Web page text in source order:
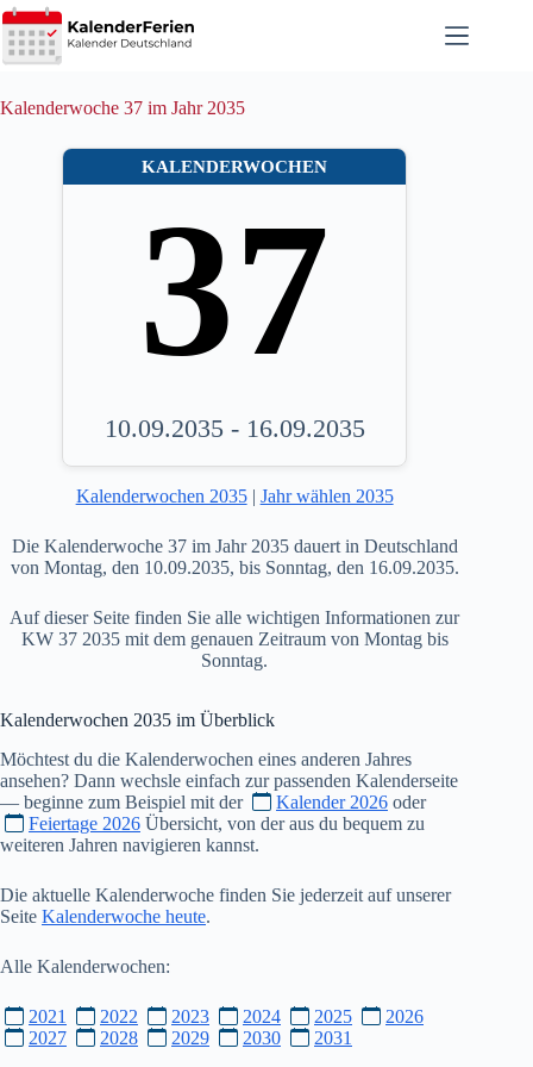
Zum
Inhalt
springen
Kalenderwoche 37 im Jahr 2035
KALENDERWOCHEN
37
10.09.2035 - 16.09.2035
Kalenderwochen 2035| Jahr wählen 2035
Die Kalenderwoche 37 im Jahr 2035 dauert in Deutschland
von Montag, den 10.09.2035, bis Sonntag, den 16.09.2035.
Auf dieser Seite finden Sie alle wichtigen Informationen zur
KW 37 2035 mit dem genauen Zeitraum von Montag bis
Sonntag.
Kalenderwochen 2035 im Überblick
Möchtest du die Kalenderwochen eines anderen Jahres
ansehen? Dann wechsle einfach zur passenden Kalenderseite
— beginne zum Beispiel mit der
Kalender 2026 oder
Feiertage 2026 Übersicht, von der aus du bequem zu
weiteren Jahren navigieren kannst.
Die aktuelle Kalenderwoche finden Sie jederzeit auf unserer
Seite Kalenderwoche heute.
Alle Kalenderwochen:
2021 2022 2023 2024 2025
2026
2027
2028 2029 2030 2031